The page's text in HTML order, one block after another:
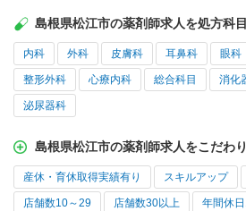
島根県松江市の薬剤師求人を処方科
内科 外科 皮膚科 耳鼻科 眼科
整形外科 心療内科 総合科目 消化
泌尿器科
島根県松江市の薬剤師求人をこだわ
産休・育休取得実績有り スキルアップ
店舗数10～29 店舗数30以上 年間休